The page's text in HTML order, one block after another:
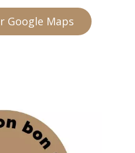
Google Maps